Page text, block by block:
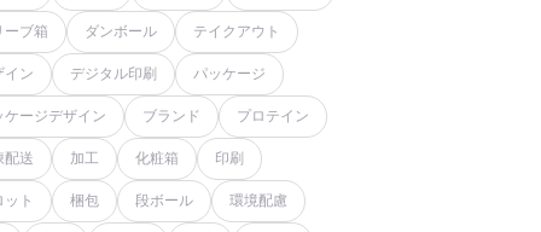
ーブ箱 ダンボール テイクアウト
イン デジタル印刷 パッケージ
ケージデザイン ブランド プロテイン
配送 加工 化粧箱 印刷
ット 梱包 段ボール 環境配慮